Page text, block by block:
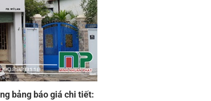
bảng báo giá chi tiết: